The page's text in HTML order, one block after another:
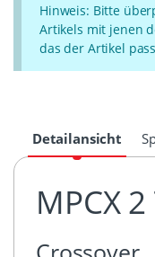
Hinweis: Bitte
Artikels mit jenen
das der Artikel
Detailansicht
MPCX